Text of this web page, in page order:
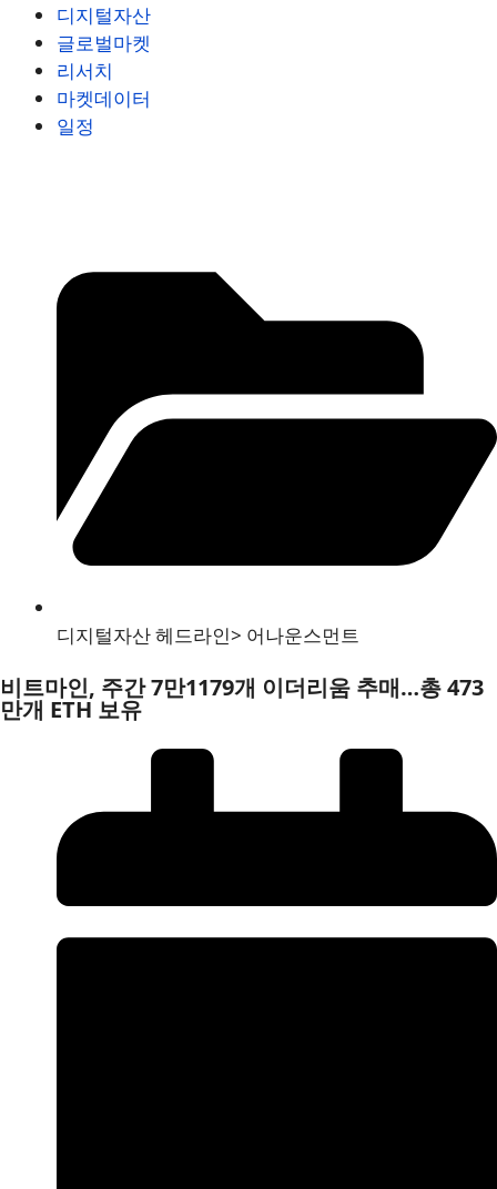
디지털자산
글로벌마켓
리서치
마켓데이터
일정
디지털자산 헤드라인> 어나운스먼트
비트마인, 주간 7만1179개 이더리움 추매…총 473
만개 ETH 보유